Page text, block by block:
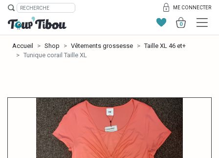
ME CONNECTER
0
Accueil Shop Vêtements grossesse
Taille XL 46 et+
Tunique corail Taille XL